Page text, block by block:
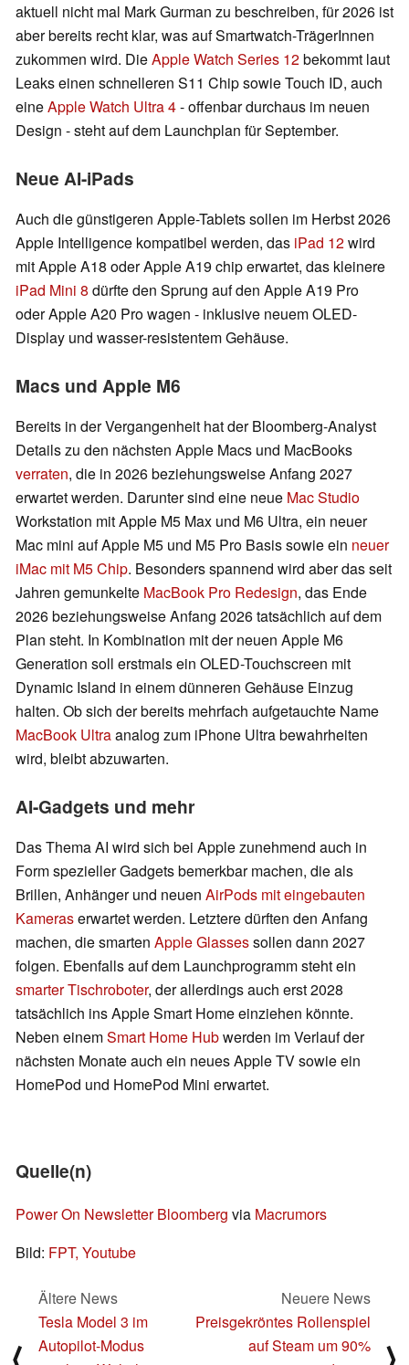
aktuell nicht mal Mark Gurman zu beschreiben, für 2026 ist
aber bereits recht klar, was auf Smartwatch-TrägerInnen
zukommen wird. DieApple Watch Series 12bekommt laut
Leaks einen schnelleren S11 Chip sowie Touch ID, auch
eineApple Watch Ultra 4- offenbar durchaus im neuen
Design - steht auf dem Launchplan für September.
Neue AI-iPads
Auch die günstigeren Apple-Tablets sollen im Herbst 2026
Apple Intelligence kompatibel werden, das iPad 12wird
mit Apple A18 oder Apple A19 chip erwartet, das kleinere
iPad Mini 8 dürfte den Sprung auf den Apple A19 Pro
oder Apple A20 Pro wagen - inklusive neuem OLED-
Display und wasser-resistentem Gehäuse.
Macs und Apple M6
Bereits in der Vergangenheit hat der Bloomberg-Analyst
Details zu den nächsten Apple Macs und MacBooks
verraten, die in 2026 beziehungsweise Anfang 2027
erwartet werden. Darunter sind eine neue Mac Studio
Workstation mit Apple M5 Max und M6 Ultra, ein neuer
Mac mini auf Apple M5 und M5 Pro Basis sowie ein neuer
iMac mit M5 Chip. Besonders spannend wird aber das seit
Jahren gemunkelte MacBook Pro Redesign, das Ende
2026 beziehungsweise Anfang 2026 tatsächlich auf dem
Plan steht. In Kombination mit der neuen Apple M6
Generation soll erstmals ein OLED-Touchscreen mit
Dynamic Island in einem dünneren Gehäuse Einzug
halten. Ob sich der bereits mehrfach aufgetauchte Name
MacBook Ultraanalog zum iPhone Ultra bewahrheiten
wird, bleibt abzuwarten.
AI-Gadgets und mehr
Das Thema AI wird sich bei Apple zunehmend auch in
Form spezieller Gadgets bemerkbar machen, die als
Brillen, Anhänger und neuen AirPods mit eingebauten
Kameraserwartet werden. Letztere dürften den Anfang
machen, die smarten Apple Glassessollen dann 2027
folgen. Ebenfalls auf dem Launchprogramm steht ein
smarter Tischroboter, der allerdings auch erst 2028
tatsächlich ins Apple Smart Home einziehen könnte.
Neben einemSmart Home Hubwerden im Verlauf der
nächsten Monate auch ein neues Apple TV sowie ein
HomePod und HomePod Mini erwartet.
Quelle(n)
Power On Newsletter Bloomberg via Macrumors
Bild: FPT, Youtube
Ältere News
Tesla Model 3 im
Autopilot-Modus
Neuere News
Preisgekröntes Rollenspiel
auf Steam um 90%